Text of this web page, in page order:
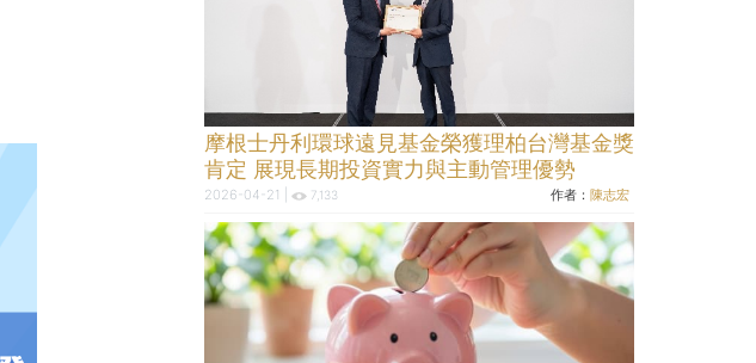
摩根士丹利環球遠見基金榮獲理柏台灣基金獎
肯定 展現長期投資實力與主動管理優勢
2026-04-21 | 7,133 作者：陳志宏